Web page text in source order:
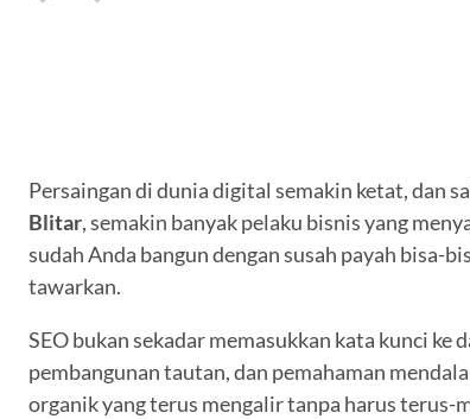
Persaingan di dunia digital semakin ketat, dan
Blitar, semakin banyak pelaku bisnis yang
sudah Anda bangun dengan susah payah bisa-
tawarkan.
SEO bukan sekadar memasukkan kata kunci
pembangunan tautan, dan pemahaman
organik yang terus mengalir tanpa harus terus-